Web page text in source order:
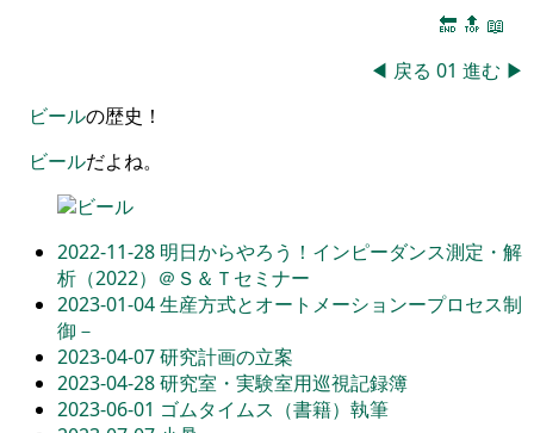
🔚 🔝 📖
◀ 戻る 01 進む ▶
ビールの歴史！
ビールだよね。
ビール
2022-11-28 明日からやろう！インピーダンス測定・解
析（2022）＠Ｓ＆Ｔセミナー
2023-01-04生産方式とオートメーションープロセス制
御－
2023-04-07研究計画の立案
2023-04-28研究室・実験室用巡視記録簿
2023-06-01 ゴムタイムス（書籍）執筆